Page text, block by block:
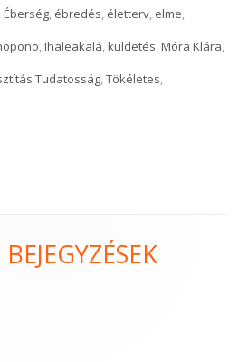
,Éberség, ébredés, életterv, elme,
,Ihaleakalá,küldetés,Móra Klára,
Tudatosság,Tökéletes,